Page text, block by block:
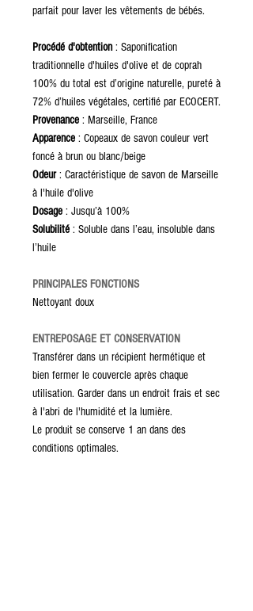
parfait pour laver les vêtements de bébés.
Procédé d'obtention: Saponification
traditionnelle d'huiles d'olive et de coprah
100% du total est d’origine naturelle, pureté à
72% d’huiles végétales, certifié par ECOCERT.
Provenance : Marseille, France
Apparence : Copeaux de savon couleur vert
foncé à brun ou blanc/beige
Odeur: Caractéristique de savon de Marseille
à l'huile d'olive
Dosage : Jusqu’à 100%
Solubilité : Soluble dans l’eau, insoluble dans
l’huile
PRINCIPALES FONCTIONS
Nettoyant doux
ENTREPOSAGE ET CONSERVATION
Transférer dans un récipient hermétique et
bien fermer le couvercle après chaque
utilisation. Garder dans un endroit frais et sec
à l'abri de l'humidité et la lumière.
Le produit se conserve 1 an dans des
conditions optimales.